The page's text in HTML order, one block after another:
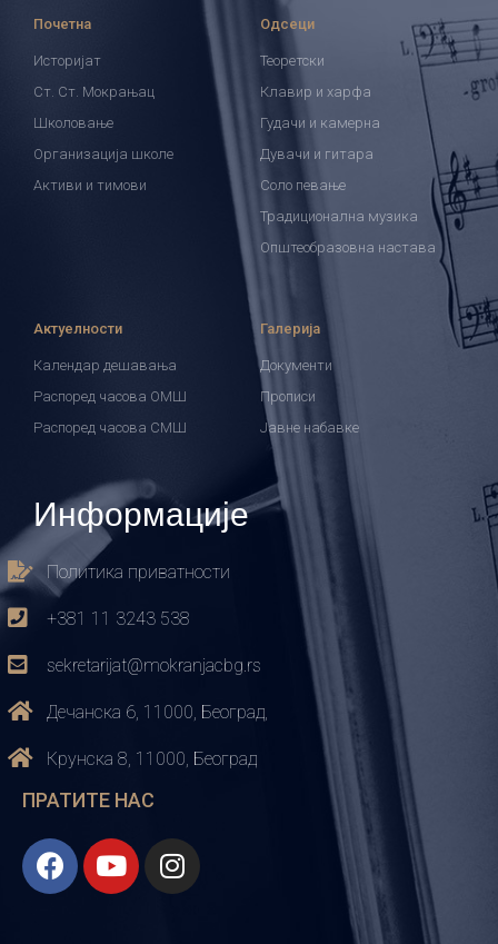
Почетна
Историјат
Ст. Ст. Мокрањац
Школовање
Организација школе
Активи и тимови
Одсеци
Теоретски
Клавир и харфа
Гудачи и камерна
Дувачи и гитара
Соло певање
Традиционална музика
Општеобразовна настава
Актуелности
Календар дешавања
Распоред часова ОМШ
Распоред часова СМШ
Галерија
Документи
Прописи
Јавне набавке
Информације
Политика приватности
+381 11 3243 538
sekretarijat@mokranjacbg.rs
Дечанска 6, 11000, Београд,
Крунска 8, 11000, Београд
ПРАТИТЕ НАС